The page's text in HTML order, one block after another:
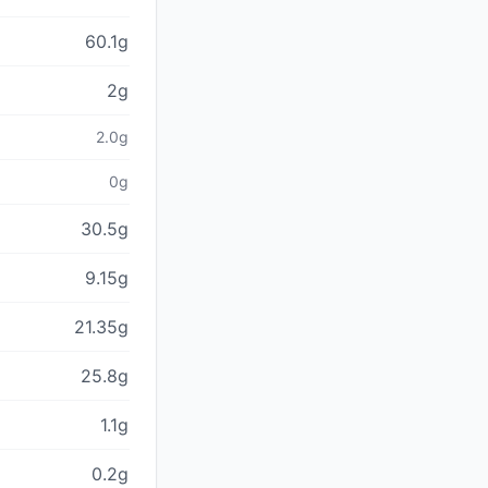
60.1g
2g
2.0g
0g
30.5g
9.15g
21.35g
25.8g
1.1g
0.2g